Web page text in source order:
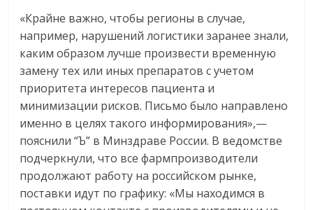
«Крайне важно, чтобы регионы в случае,
например, нарушений логистики заранее знали,
каким образом лучше произвести временную
замену тех или иных препаратов с учетом
приоритета интересов пациента и
минимизации рисков. Письмо было направлено
именно в целях такого информирования»,—
пояснили “Ъ” в Минздраве России. В ведомстве
подчеркнули, что все фармпроизводители
продолжают работу на российском рынке,
поставки идут по графику: «Мы находимся в